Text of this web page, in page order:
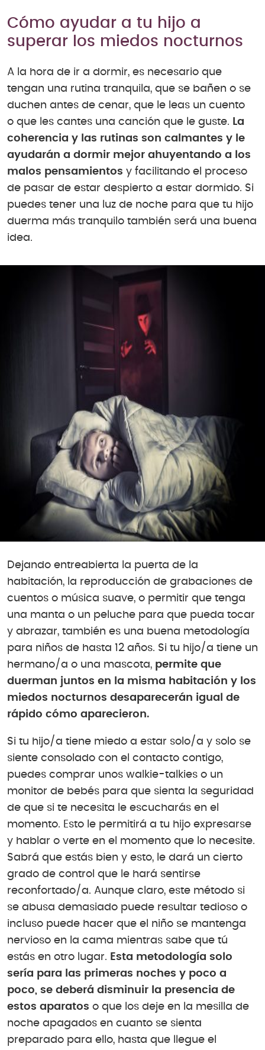
Cómo ayudar a tu hijo a
superar los miedos nocturnos
A la hora de ir a dormir, es necesario que
tengan una rutina tranquila, que se bañen o se
duchen antes de cenar, que le leas un cuento
o que les cantes una canción que le guste. La
coherencia y las rutinas son calmantes y le
ayudarán a dormir mejor ahuyentando a los
malos pensamientos y facilitando el proceso
de pasar de estar despierto a estar dormido. Si
puedes tener una luz de noche para que tu hijo
duerma más tranquilo también será una buena
idea.
Dejando entreabierta la puerta de la
habitación, la reproducción de grabaciones de
cuentos o música suave, o permitir que tenga
una manta o un peluche para que pueda tocar
y abrazar, también es una buena metodología
para niños de hasta 12 años. Si tu hijo/a tiene un
hermano/a o una mascota, permite que
duerman juntos en la misma habitación y los
miedos nocturnos desaparecerán igual de
rápido cómo aparecieron.
Si tu hijo/a tiene miedo a estar solo/a y solo se
siente consolado con el contacto contigo,
puedes comprar unos walkie-talkies o un
monitor de bebés para que sienta la seguridad
de que si te necesita le escucharás en el
momento. Esto le permitirá a tu hijo expresarse
y hablar o verte en el momento que lo necesite.
Sabrá que estás bien y esto, le dará un cierto
grado de control que le hará sentirse
reconfortado/a. Aunque claro, este método si
se abusa demasiado puede resultar tedioso o
incluso puede hacer que el niño se mantenga
nervioso en la cama mientras sabe que tú
estás en otro lugar. Esta metodología solo
sería para las primeras noches y poco a
poco, se deberá disminuir la presencia de
estos aparatos o que los deje en la mesilla de
noche apagados en cuanto se sienta
preparado para ello, hasta que llegue el